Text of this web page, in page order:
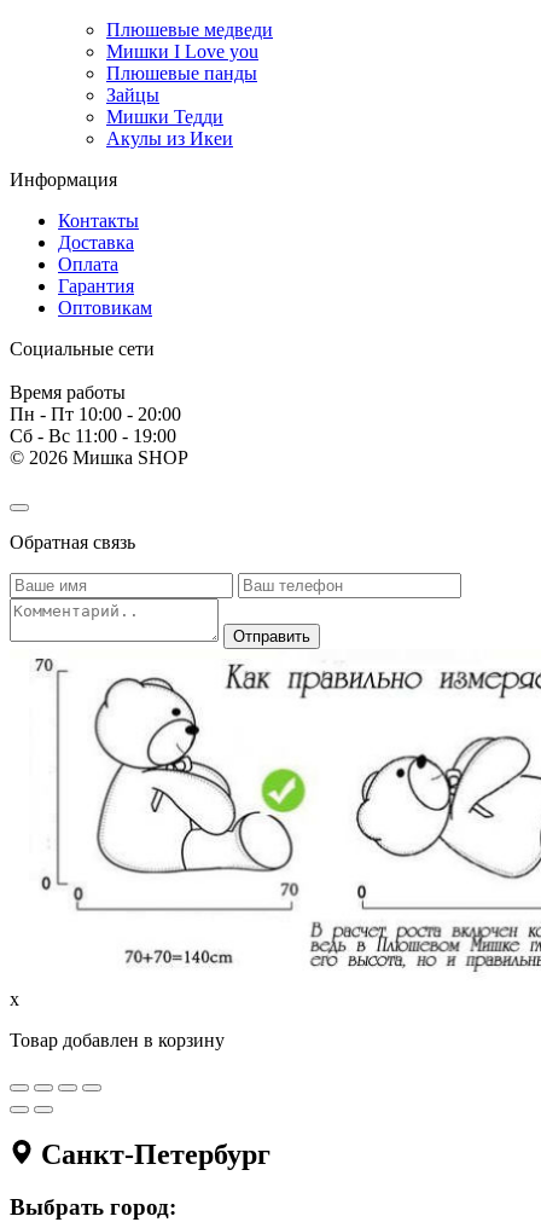
Плюшевые медведи
Мишки I Love you
Плюшевые панды
Зайцы
Мишки Тедди
Акулы из Икеи
Информация
Контакты
Доставка
Оплата
Гарантия
Оптовикам
Социальные сети
Время работы
Пн - Пт 10:00 - 20:00
Сб - Вс 11:00 - 19:00
© 2026 Мишка SHOP
Обратная связь
x
Товар добавлен в корзину
Санкт-Петербург
Выбрать город: